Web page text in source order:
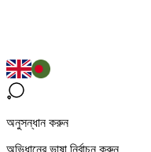
অনুসন্ধান করুন
অভিধানের ভাষা নির্বাচন করুন